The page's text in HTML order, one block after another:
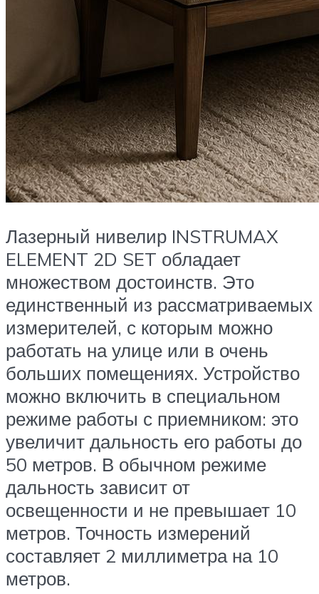
Лазерный нивелир INSTRUMAX
ELEMENT 2D SET обладает
множеством достоинств. Это
единственный из рассматриваемых
измерителей, с которым можно
работать на улице или в очень
больших помещениях. Устройство
можно включить в специальном
режиме работы с приемником: это
увеличит дальность его работы до
50 метров. В обычном режиме
дальность зависит от
освещенности и не превышает 10
метров. Точность измерений
составляет 2 миллиметра на 10
метров.